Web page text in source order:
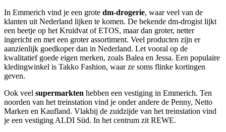
In Emmerich vind je een grote dm-drogerie, waar veel van de
klanten uit Nederland lijken te komen. De bekende dm-drogist lijkt
een beetje op het Kruidvat of ETOS, maar dan groter, netter
ingericht en met een groter assortiment. Veel producten zijn er
aanzienlijk goedkoper dan in Nederland. Let vooral op de
kwalitatief goede eigen merken, zoals Balea en Jessa. Een populaire
kledingwinkel is Takko Fashion, waar ze soms flinke kortingen
geven.
Ook veel supermarkten hebben een vestiging in Emmerich. Ten
noorden van het treinstation vind je onder andere de Penny, Netto
Marken en Kaufland. Vlakbij de zuidzijde van het treinstation vind
je een vestiging ALDI Süd. In het centrum zit REWE.